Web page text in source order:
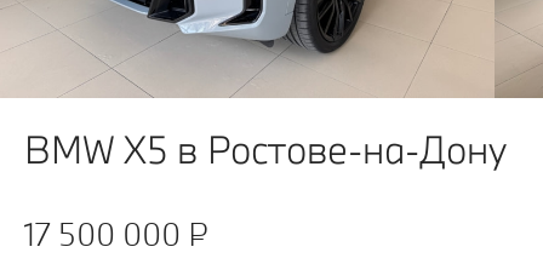
BMW X5 в Ростове-на-Дону
17 500 000 ₽